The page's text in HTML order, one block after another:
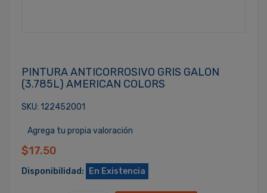
PINTURA ANTICORROSIVO GRIS GALON
(3.785L) AMERICAN COLORS
SKU: 122452001
Agrega tu propia valoración
$17.50
Disponibilidad: En Existencia